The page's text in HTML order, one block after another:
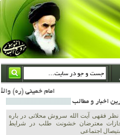
امام خمینی (ره) والله اسلام تمامش سیاست است؛ ***** امام شهید: به گفتار امام و کردار امام اهتمام بورزید ***** امام خمینی(ره): ان شاء الله ما اندوه دلمان را در وقت مناسب با انتقام از امریکا و آل
اخبار و مطالب
نظر فقهی آیت الله سروش محلاتی در باره
معترضان خشونت طلب در شرایط
اجتماعی